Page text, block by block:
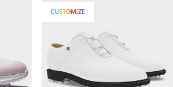
CUSTOMIZE